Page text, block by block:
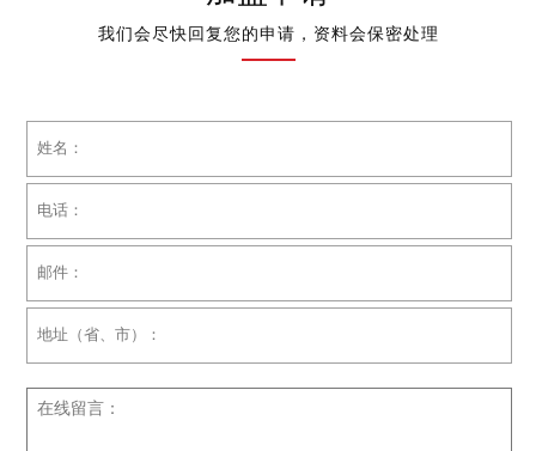
我们会尽快回复您的申请，资料会保密处理